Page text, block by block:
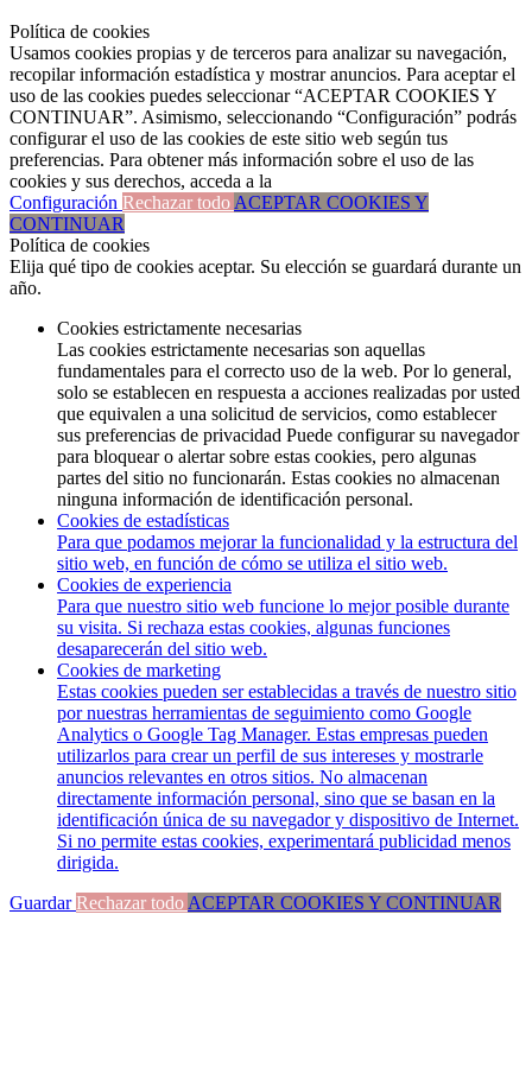
Política de cookies
Usamos cookies propias y de terceros para analizar su navegación,
recopilar información estadística y mostrar anuncios. Para aceptar el
uso de las cookies puedes seleccionar “ACEPTAR COOKIES Y
CONTINUAR”. Asimismo, seleccionando “Configuración” podrás
configurar el uso de las cookies de este sitio web según tus
preferencias. Para obtener más información sobre el uso de las
cookies y sus derechos, acceda a la
Configuración Rechazar todoACEPTAR COOKIES Y
CONTINUAR
Política de cookies
Elija qué tipo de cookies aceptar. Su elección se guardará durante un
año.
Cookies estrictamente necesarias
Las cookies estrictamente necesarias son aquellas
fundamentales para el correcto uso de la web. Por lo general,
solo se establecen en respuesta a acciones realizadas por usted
que equivalen a una solicitud de servicios, como establecer
sus preferencias de privacidad Puede configurar su navegador
para bloquear o alertar sobre estas cookies, pero algunas
partes del sitio no funcionarán. Estas cookies no almacenan
ninguna información de identificación personal.
Cookies de estadísticas
Para que podamos mejorar la funcionalidad y la estructura del
sitio web, en función de cómo se utiliza el sitio web.
Cookies de experiencia
Para que nuestro sitio web funcione lo mejor posible durante
su visita. Si rechaza estas cookies, algunas funciones
desaparecerán del sitio web.
Cookies de marketing
Estas cookies pueden ser establecidas a través de nuestro sitio
por nuestras herramientas de seguimiento como Google
Analytics o Google Tag Manager. Estas empresas pueden
utilizarlos para crear un perfil de sus intereses y mostrarle
anuncios relevantes en otros sitios. No almacenan
directamente información personal, sino que se basan en la
identificación única de su navegador y dispositivo de Internet.
Si no permite estas cookies, experimentará publicidad menos
dirigida.
GuardarRechazar todoACEPTAR COOKIES Y CONTINUAR